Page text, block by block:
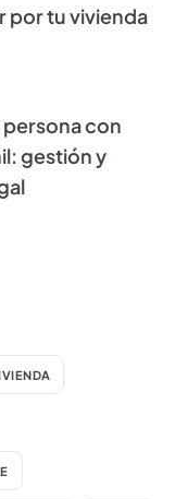
por tu vivienda
persona con
gestión y